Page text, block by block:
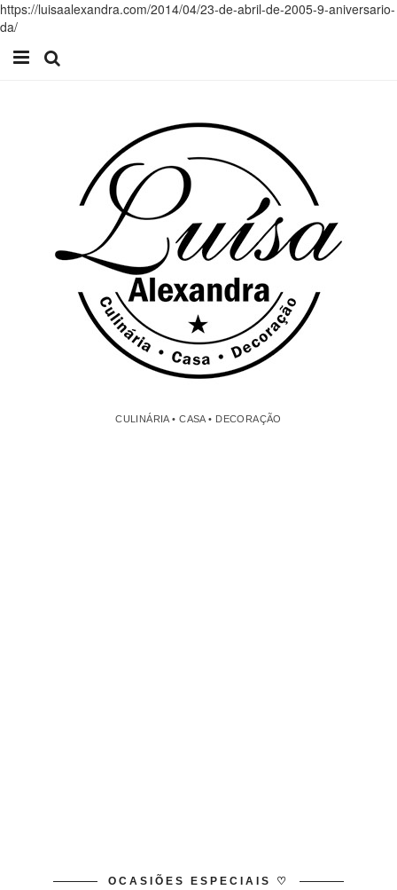
https://luisaalexandra.com/2014/04/23-de-abril-de-2005-9-aniversario-
da/
CULINÁRIA • CASA • DECORAÇÃO
OCASIÕES ESPECIAIS ♡